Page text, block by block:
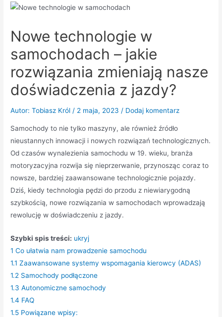
Nowe technologie w
samochodach – jakie
rozwiązania zmieniają nasze
doświadczenia z jazdy?
Autor: Tobiasz Król / 2 maja, 2023 / Dodaj komentarz
Samochody to nie tylko maszyny, ale również źródło
nieustannych innowacji i nowych rozwiązań technologicznych.
Od czasów wynalezienia samochodu w 19. wieku, branża
motoryzacyjna rozwija się nieprzerwanie, przynosząc coraz to
nowsze, bardziej zaawansowane technologicznie pojazdy.
Dziś, kiedy technologia pędzi do przodu z niewiarygodną
szybkością, nowe rozwiązania w samochodach wprowadzają
rewolucję w doświadczeniu z jazdy.
Szybki spis treści: ukryj
1 Co ułatwia nam prowadzenie samochodu
1.1 Zaawansowane systemy wspomagania kierowcy (ADAS)
1.2 Samochody podłączone
1.3 Autonomiczne samochody
1.4 FAQ
1.5 Powiązane wpisy: